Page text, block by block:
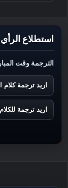
استطلاع الرأي
الترجمة وقت
اريد ترجمة كلام
اريد ترجمة